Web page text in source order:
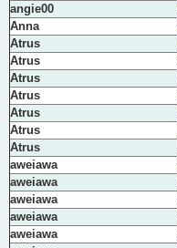
angie00
Anna
Atrus
Atrus
Atrus
Atrus
Atrus
Atrus
Atrus
aweiawa
aweiawa
aweiawa
aweiawa
aweiawa